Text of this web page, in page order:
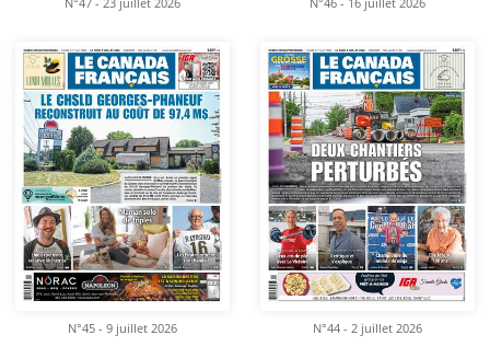
N°47 - 23 juillet 2026 N°46 - 16 juillet 2026
N°45 - 9 juillet 2026 N°44 - 2 juillet 2026